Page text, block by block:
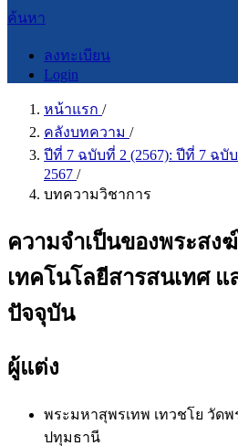
ค้นหา
ลงทะเบียน
Login
หน้าแรก /
คลังบทความ /
ปีที่ 7 ฉบับที่ 2 (2567): ปีที่ 7 ฉ
2567 /
บทความวิชาการ
ความจำเป็นของพระสง
เทคโนโลยีสารสนเทศ แ
ปัจจุบัน
ผู้แต่ง
พระมหาสุพรเทพ เทวชโย วัดพ
ปทุมธานี